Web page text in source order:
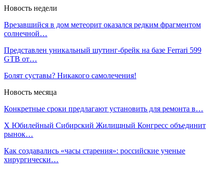
Новость недели
Врезавшийся в дом метеорит оказался редким фрагментом
солнечной…
Представлен уникальный шутинг-брейк на базе Ferrari 599
GTB от…
Болят суставы? Никакого самолечения!
Новость месяца
Конкретные сроки предлагают установить для ремонта в…
X Юбилейный Сибирский Жилищный Конгресс объединит
рынок…
Как создавались «часы старения»: российские ученые
хирургически…